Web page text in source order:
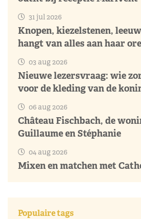
31 jul 2026
Knopen, kiezelstenen,
hangt van alles aan haar
03 aug 2026
Nieuwe lezersvraag: wie
voor de kleding van de
06 aug 2026
Château Fischbach, de
Guillaume en Stéphanie
04 aug 2026
Mixen en matchen met
Populaire tags